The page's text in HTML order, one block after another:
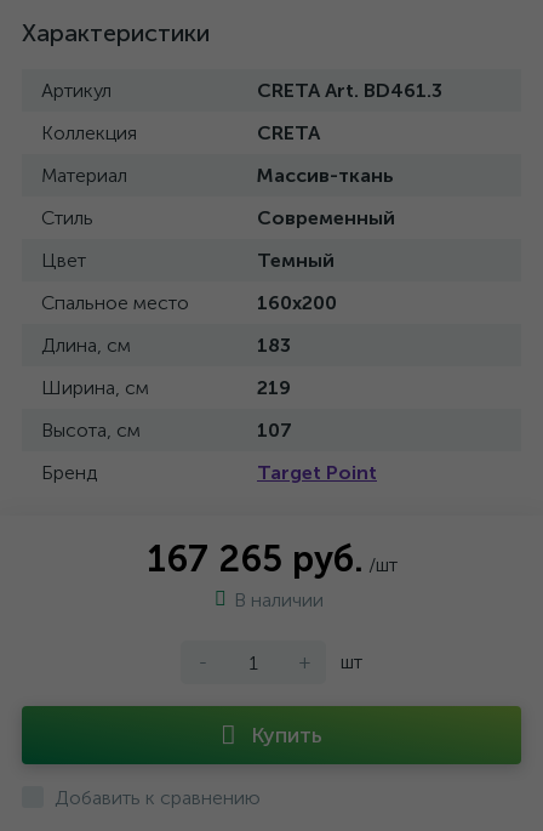
Характеристики
Артикул
CRETA Art. BD461.3
Коллекция
CRETA
Материал
Массив-ткань
Стиль
Современный
Цвет
Темный
Спальное место
160x200
Длина, см
183
Ширина, см
219
Высота, см
107
Бренд
Target Point
167 265 руб. /шт
В наличии
- + шт
Купить
Добавить к сравнению